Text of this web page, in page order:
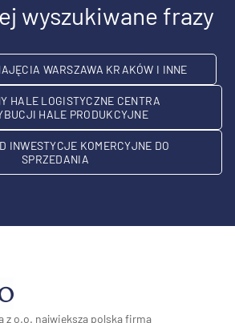
wyszukiwane frazy
WARSZAWA KRAKÓW I INNE
HALE LOGISTYCZNE CENTRA
HALE PRODUKCYJNE
INWESTYCJE KOMERCYJNE DO
SPRZEDANIA
z o.o. największa polska firma